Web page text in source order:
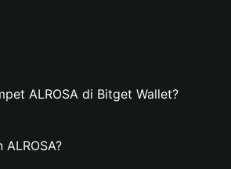
ALROSA di Bitget Wallet?